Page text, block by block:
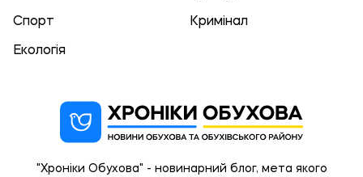
Спорт Кримінал
Екологія
"Хроніки Обухова" - новинарний блог, мета якого